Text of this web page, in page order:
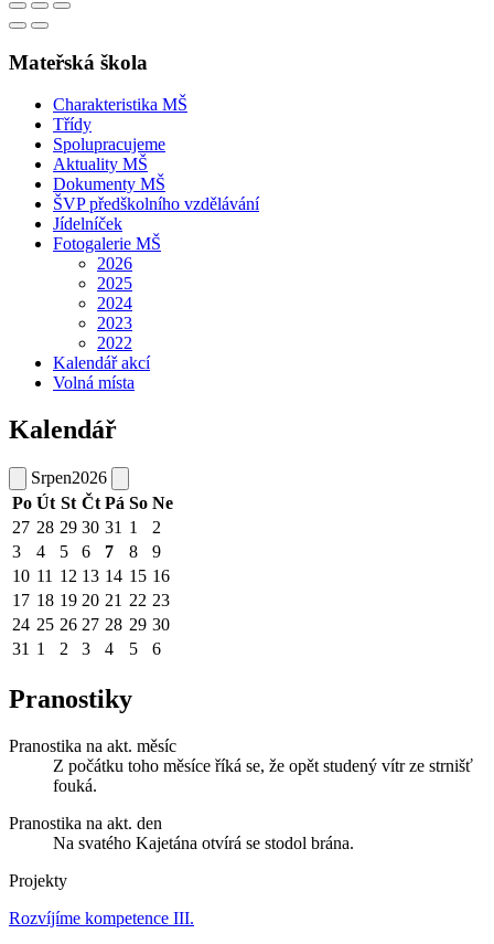
Mateřská škola
Charakteristika MŠ
Třídy
Spolupracujeme
Aktuality MŠ
Dokumenty MŠ
ŠVP předškolního vzdělávání
Jídelníček
Fotogalerie MŠ
2026
2025
2024
2023
2022
Kalendář akcí
Volná místa
Kalendář
Srpen2026
Po Út St Čt Pá So Ne
27 28 29 30 31 1
2
3
4 5 6 7 8
9
10 11 12 13 14 15 16
17 18 19 20 21 22 23
24 25 26 27 28 29 30
31 1 2 3 4 5 6
Pranostiky
Pranostika na akt. měsíc
Z počátku toho měsíce říká se, že opět studený vítr ze strnišť
fouká.
Pranostika na akt. den
Na svatého Kajetána otvírá se stodol brána.
Projekty
Rozvíjíme kompetence III.